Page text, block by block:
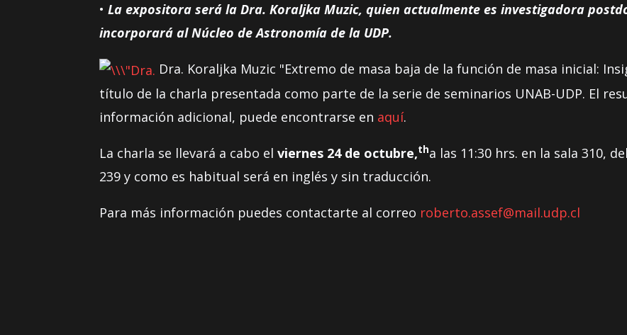
•La expositora será la Dra. Koraljka Muzic, quien actualmente es investigadora
incorporará al Núcleo de Astronomía de la UDP.
Dra. Koraljka Muzic "Extremo de masa baja de la función de masa inicial:
título de la charla presentada como parte de la serie de seminarios UNAB-UDP. El
información adicional, puede encontrarse en aquí.
La charla se llevará a cabo elviernes 24 de octubre,tha las 11:30 hrs. en la sala 310,
239 y como es habitual será en inglés y sin traducción.
Para más información puedes contactarte al correo roberto.assef@mail.udp.cl